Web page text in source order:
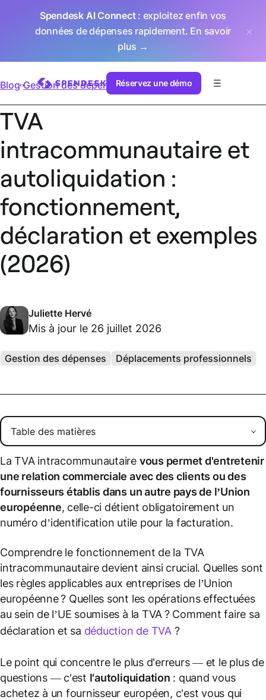
Spendesk AI Connect: exploitez enfin vos
données de dépenses rapidement. En savoir
plus →
Réservez une démo
Blog Gestion des dépenses
TVA
intracommunautaire et
autoliquidation :
fonctionnement,
déclaration et exemples
(2026)
Juliette Hervé
Mis à jour le 26 juillet 2026
Gestion des dépenses Déplacements professionnels
La TVA intracommunautaire vous permet d'entretenir
une relation commerciale avec des clients ou des
fournisseurs établis dans un autre pays de l’Union
européenne, celle-ci détient obligatoirement un
numéro d’identification utile pour la facturation.
Comprendre le fonctionnement de la TVA
intracommunautaire devient ainsi crucial. Quelles sont
les règles applicables aux entreprises de l’Union
européenne ? Quelles sont les opérations effectuées
au sein de l’UE soumises à la TVA ? Comment faire sa
déclaration et sa déduction de TVA?
Le point qui concentre le plus d'erreurs — et le plus de
questions — c'est l'autoliquidation : quand vous
achetez à un fournisseur européen, c'est vous qui